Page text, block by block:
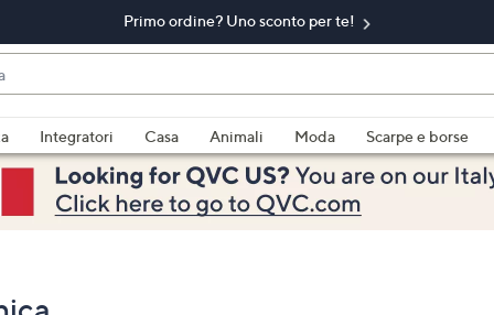
Primo ordine? Uno sconto per te!​
Integratori Casa Animali Moda Scarpe e borse